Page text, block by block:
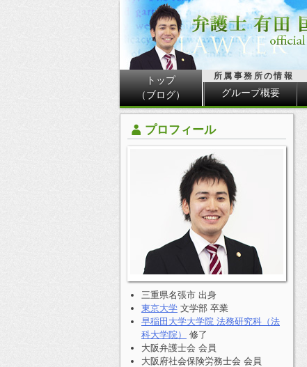
トップ
（ブログ）
所属事務所の情報
グループ概要
プロフィール
三重県名張市 出身
東京大学 文学部 卒業
早稲田大学大学院 法務研究科（法
科大学院）
修了
大阪弁護士会 会員
大阪府社会保険労務士会 会員